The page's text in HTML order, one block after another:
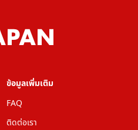
ข้อมูลเพิ่มเติม
FAQ
ติดต่อเรา